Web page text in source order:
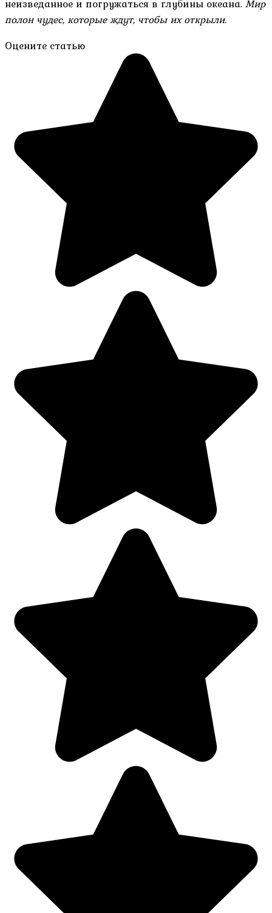
неизведанное и погружаться в глубины океана.Мир
полон чудес, которые ждут, чтобы их открыли.
Оцените статью